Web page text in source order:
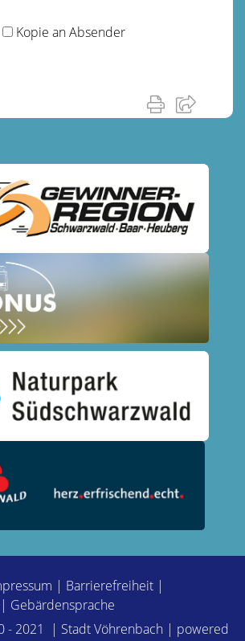
Kopie an Absender
| Barrierefreiheit |
| Gebärdensprache
- 2021 | Stadt Vöhrenbach | powered